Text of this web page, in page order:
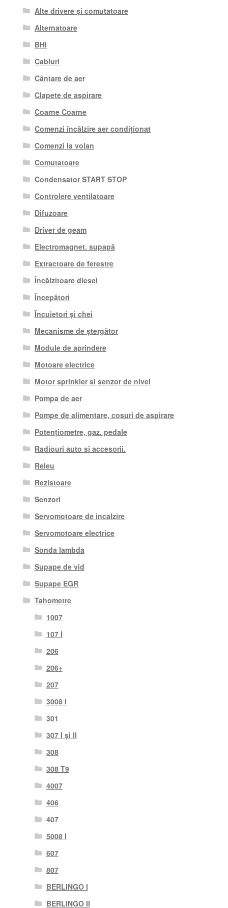
Alte drivere și comutatoare
Alternatoare
BHI
Cabluri
Cântare de aer
Clapete de aspirare
Coarne Coarne
Comenzi încălzire aer condiționat
Comenzi la volan
Comutatoare
Condensator START STOP
Controlere ventilatoare
Difuzoare
Driver de geam
Electromagnet. supapă
Extractoare de ferestre
Încălzitoare diesel
Începători
Încuietori și chei
Mecanisme de ștergător
Module de aprindere
Motoare electrice
Motor sprinkler si senzor de nivel
Pompa de aer
Pompe de alimentare, cosuri de aspirare
Potențiometre, gaz. pedale
Radiouri auto si accesorii.
Releu
Rezistoare
Senzori
Servomotoare de incalzire
Servomotoare electrice
Sonda lambda
Supape de vid
Supape EGR
Tahometre
1007
107 I
206
206+
207
3008 I
301
307 I și II
308
308 T9
4007
406
407
5008 I
607
807
BERLINGO I
BERLINGO II